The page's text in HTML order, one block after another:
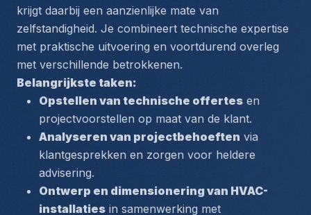
krijgt daarbij een aanzienlijke mate van
zelfstandigheid. Je combineert technische expertise
met praktische uitvoering en voortdurend overleg
met verschillende betrokkenen.
Belangrijkste taken:
Opstellen van technische offertes en
projectvoorstellen op maat van de klant.
Analyseren van projectbehoeften via
klantgesprekken en zorgen voor heldere
advisering.
Ontwerp en dimensionering van HVAC-
installaties in samenwerking met